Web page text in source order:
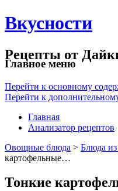
Вкусности
Рецепты от
Главное меню
Перейти к основному
Перейти к
Главная
Анализатор рецептов
Овощные блюда > Блюда из
картофельные…
Тонкие